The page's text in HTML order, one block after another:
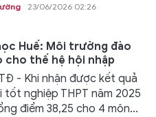
23/06/2026 02:26
Huế: Môi trường đào
cho thế hệ hội nhập
- Khi nhận được kết quả
tốt nghiệp THPT năm 2025
điểm 38,25 cho 4 môn...